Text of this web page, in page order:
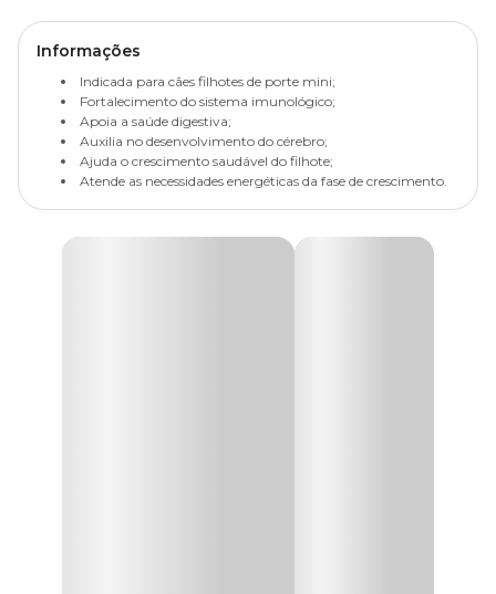
Informações
Indicada para cães filhotes de porte mini;
Fortalecimento do sistema imunológico;
Apoia a saúde digestiva;
Auxilia no desenvolvimento do cérebro;
Ajuda o crescimento saudável do filhote;
Atende as necessidades energéticas da fase de crescimento.